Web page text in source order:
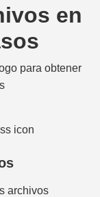
en
para obtener
archivos